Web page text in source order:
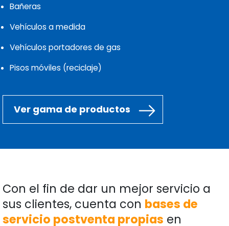
Bañeras
Vehículos a medida
Vehículos portadores de gas
Pisos móviles (reciclaje)
Ver gama de productos
Con el fin de dar un mejor servicio a
sus clientes, cuenta con bases de
servicio postventa propias en